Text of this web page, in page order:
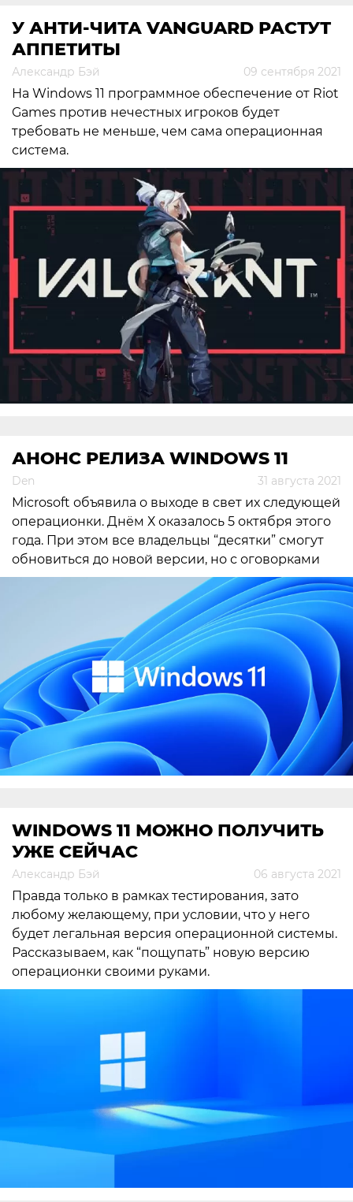
У АНТИ-ЧИТА VANGUARD РАСТУТ
АППЕТИТЫ
Александр Бэй 09 сентября 2021
На Windows 11 программное обеспечение от Riot
Games против нечестных игроков будет
требовать не меньше, чем сама операционная
система.
АНОНС РЕЛИЗА WINDOWS 11
Den 31 августа 2021
Microsoft объявила о выходе в свет их следующей
операционки. Днём Х оказалось 5 октября этого
года. При этом все владельцы “десятки” смогут
обновиться до новой версии, но с оговорками
WINDOWS 11 МОЖНО ПОЛУЧИТЬ
УЖЕ СЕЙЧАС
Александр Бэй 06 августа 2021
Правда только в рамках тестирования, зато
любому желающему, при условии, что у него
будет легальная версия операционной системы.
Рассказываем, как “пощупать” новую версию
операционки своими руками.